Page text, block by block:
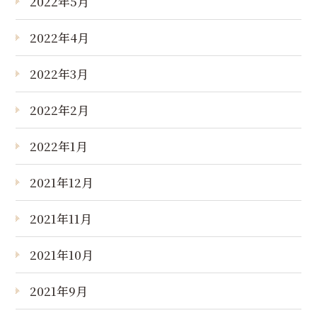
2022年4月
2022年3月
2022年2月
2022年1月
2021年12月
2021年11月
2021年10月
2021年9月